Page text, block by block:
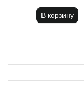
В корзину